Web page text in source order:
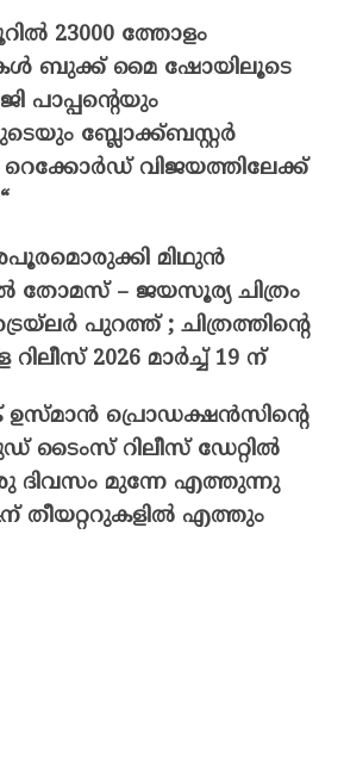
23000 ത്തോളം
ബുക്ക് മൈ ഷോയിലൂടെ
പാപ്പന്റെയും
ബ്ലോക്ക്ബസ്റ്റർ
റെക്കോർഡ് വിജയത്തിലേക്ക്
മിഥുൻ
തോമസ് – ജയസൂര്യ ചിത്രം
പുറത്ത് ; ചിത്രത്തിന്റെ
2026 മാർച്ച് 19 ന്
പ്രൊഡക്ഷൻസിന്റെ
ടൈംസ് റിലീസ് ഡേറ്റിൽ
ദിവസം മുന്നേ എത്തുന്നു
തീയറ്ററുകളിൽ എത്തും